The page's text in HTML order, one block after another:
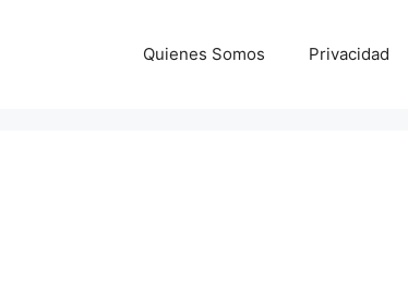
Quienes Somos Privacidad